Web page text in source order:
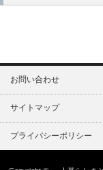
お問い合わせ
サイトマップ
プライバシーポリシー